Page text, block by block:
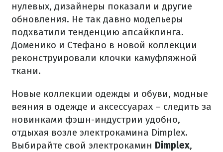
нулевых, дизайнеры показали и другие
обновления. Не так давно модельеры
подхватили тенденцию апсайклинга.
Доменико и Стефано в новой коллекции
реконструировали клочки камуфляжной
ткани.
Новые коллекции одежды и обуви, модные
веяния в одежде и аксессуарах – следить за
новинками фэшн-индустрии удобно,
отдыхая возле электрокамина Dimplex.
Выбирайте свой электрокамин Dimplex,